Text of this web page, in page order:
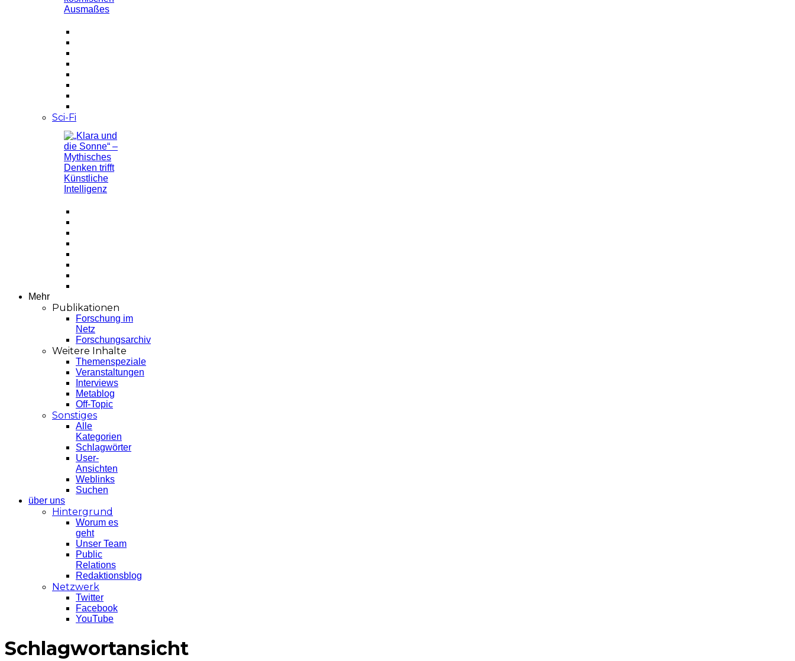
Sci-Fi
Mehr
Publikationen
Forschung im
Netz
Forschungsarchiv
Weitere Inhalte
Themenspeziale
Veranstaltungen
Interviews
Metablog
Off-Topic
Sonstiges
Alle
Kategorien
Schlagwörter
User-
Ansichten
Weblinks
Suchen
über uns
Hintergrund
Worum es
geht
Unser Team
Public
Relations
Redaktionsblog
Netzwerk
Twitter
Facebook
YouTube
Schlagwortansicht